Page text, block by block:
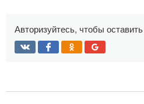
Авторизуйтесь, чтобы